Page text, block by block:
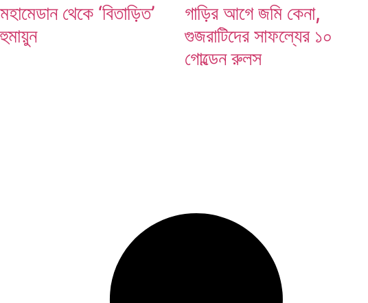
মহামেডান থেকে ‘বিতাড়িত’
হুমায়ুন
গাড়ির আগে জমি কেনা,
গুজরাটিদের সাফল্যের ১০
গোল্ডেন রুলস